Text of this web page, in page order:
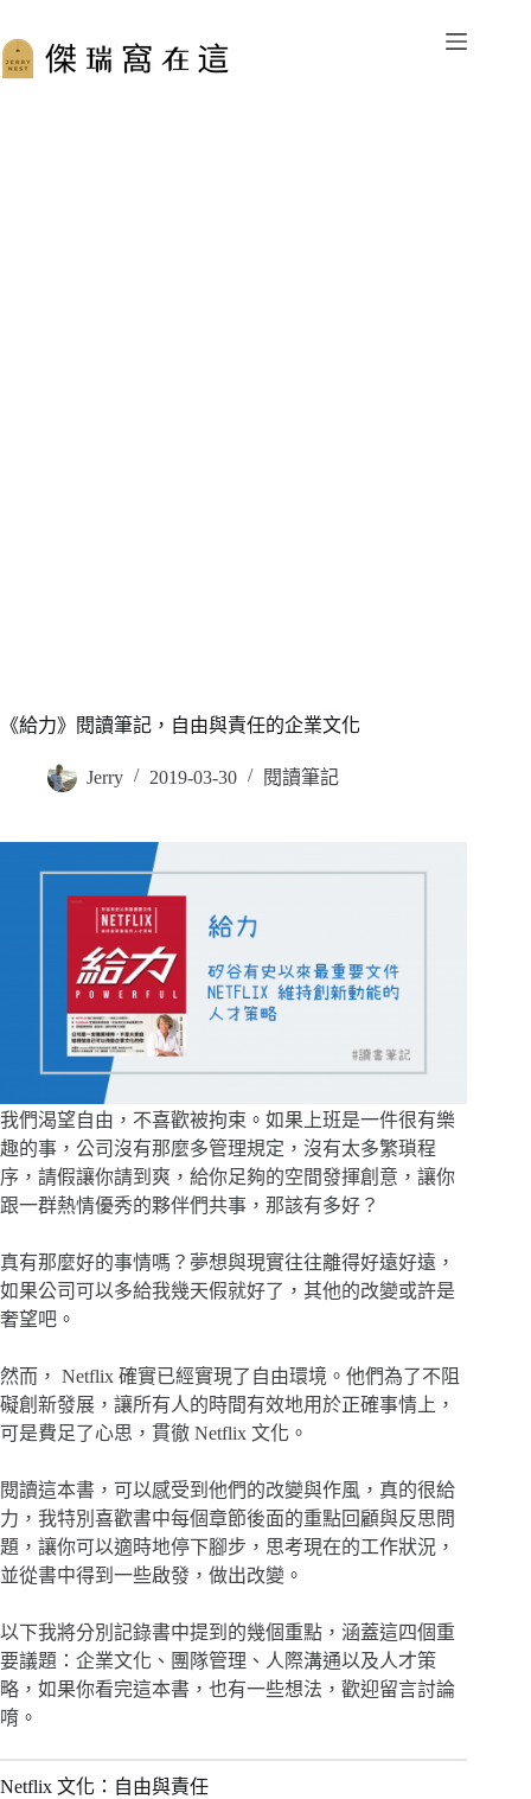
至
主
《給力》閱讀筆記，自由與責任的企業文化
Jerry 2019-03-30 閱讀筆記
我們渴望自由，不喜歡被拘束。如果上班是一件很有樂
趣的事，公司沒有那麼多管理規定，沒有太多繁瑣程
序，請假讓你請到爽，給你足夠的空間發揮創意，讓你
跟一群熱情優秀的夥伴們共事，那該有多好？
真有那麼好的事情嗎？夢想與現實往往離得好遠好遠，
如果公司可以多給我幾天假就好了，其他的改變或許是
奢望吧。
然而， Netflix 確實已經實現了自由環境。他們為了不阻
礙創新發展，讓所有人的時間有效地用於正確事情上，
可是費足了心思，貫徹 Netflix 文化。
閱讀這本書，可以感受到他們的改變與作風，真的很給
力，我特別喜歡書中每個章節後面的重點回顧與反思問
題，讓你可以適時地停下腳步，思考現在的工作狀況，
並從書中得到一些啟發，做出改變。
以下我將分別記錄書中提到的幾個重點，涵蓋這四個重
要議題：企業文化、團隊管理、人際溝通以及人才策
略，如果你看完這本書，也有一些想法，歡迎留言討論
唷。
Netflix 文化：自由與責任